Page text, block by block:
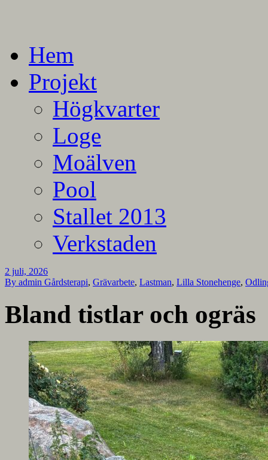
Hem
Projekt
Högkvarter
Loge
Moälven
Pool
Stallet 2013
Verkstaden
2 juli, 2026
By admin Gårdsterapi, Grävarbete, Lastman, Lilla Stonehenge,
Bland tistlar och ogräs